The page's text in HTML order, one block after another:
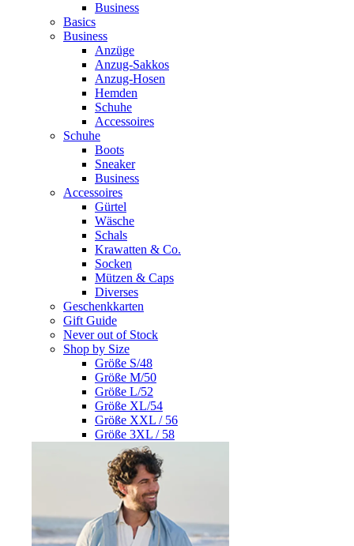
Business
Basics
Business
Anzüge
Anzug-Sakkos
Anzug-Hosen
Hemden
Schuhe
Accessoires
Schuhe
Boots
Sneaker
Business
Accessoires
Gürtel
Wäsche
Schals
Krawatten & Co.
Socken
Mützen & Caps
Diverses
Geschenkkarten
Gift Guide
Never out of Stock
Shop by Size
Größe S/48
Größe M/50
Größe L/52
Größe XL/54
Größe XXL / 56
Größe 3XL / 58